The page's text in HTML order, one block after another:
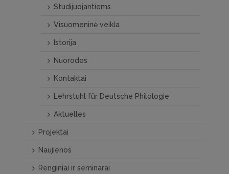
Studijuojantiems
Visuomeninė veikla
Istorija
Nuorodos
Kontaktai
Lehrstuhl für Deutsche Philologie
Aktuelles
Projektai
Naujienos
Renginiai ir seminarai